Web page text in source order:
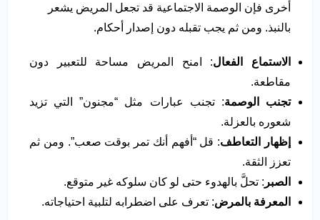
أخرى فإن الوصمة الاجتماعية قد تجعل المريض يشعر
بالنبذ. ومن ثم يجب تقبله دون إصدار أحكام.
الاستماع الفعال: امنح المريض مساحة للتعبير دون
مقاطعة.
تجنب الوصمة: تجنب عبارات مثل “مجنون” التي تزيد
شعوره بالعزلة.
إظهار التعاطف: قل “أفهم أنك تمر بوقت صعب”. ومن ثم
تعزز الثقة.
الصبر : تحلَّ بالهدوء حتى لو كان سلوكه غير متوقع.
المعرفة بالمرض: تعرف على اضطرابه لتلبية احتياجاته.